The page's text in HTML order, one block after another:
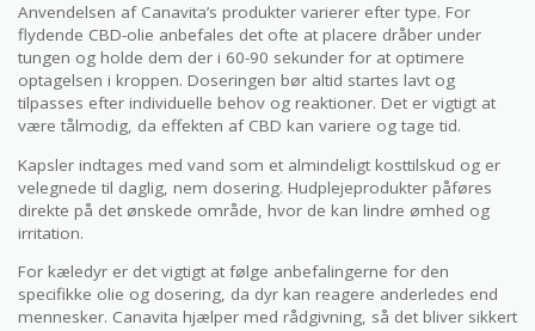
Anvendelsen af Canavita’s produkter varierer efter type. For
flydende CBD-olie anbefales det ofte at placere dråber under
tungen og holde dem der i 60-90 sekunder for at optimere
optagelsen i kroppen. Doseringen bør altid startes lavt og
tilpasses efter individuelle behov og reaktioner. Det er vigtigt at
være tålmodig, da effekten af CBD kan variere og tage tid.
Kapsler indtages med vand som et almindeligt kosttilskud og er
velegnede til daglig, nem dosering. Hudplejeprodukter påføres
direkte på det ønskede område, hvor de kan lindre ømhed og
irritation.
For kæledyr er det vigtigt at følge anbefalingerne for den
specifikke olie og dosering, da dyr kan reagere anderledes end
mennesker. Canavita hjælper med rådgivning, så det bliver sikkert